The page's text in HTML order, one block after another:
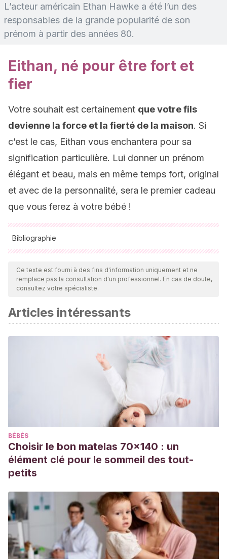
L’acteur américain Ethan Hawke a été l’un des
responsables de la grande popularité de son
prénom à partir des années 80.
Eithan, né pour être fort et
fier
Votre souhait est certainement que votre fils
devienne la force et la fierté de la maison. Si
c’est le cas, Eithan vous enchantera pour sa
signification particulière. Lui donner un prénom
élégant et beau, mais en même temps fort, original
et avec de la personnalité, sera le premier cadeau
que vous ferez à votre bébé !
Bibliographie
Toutes les sources citées ont été examinées en profondeur
par notre équipe pour garantir leur qualité, leur fiabilité, leur
actualité et leur validité. La bibliographie de cet article a été
ou scientifique
Albaigès, J. M., & Albaigès i Olivart, J.
Diccionario de nombres de personas. Edicions
Universitat Barcelona. https://books.google.es/books?
El gran libro de los nombres en 5 idiomas
De Vecchi Ediciones. https://books.google.at/books?
id=H2dNEAAAQBAJ https://books.google.es/books?
de Historia y Heráldica Familiar, I
. (2019).
Instituto de Historia y Heráldica Familiar. Consultado 23 de
ethan/
Albaigès, Josep Maria
. (2016).El libro de los nombres de
niño y niña: Su origen, historia y significado . Molino.
Social Security Administration EE. UU. (n.d.).
Popularidad del nombre Eithan. Consultado 23 de abril de
Ce texte est fourni à des fins d'information uniquement et ne
remplace pas la consultation d'un professionnel. En cas de doute,
consultez votre spécialiste.
Articles intéressants
BÉBÉS
Choisir le bon matelas 70x140 : un
élément clé pour le sommeil des tout-
petits